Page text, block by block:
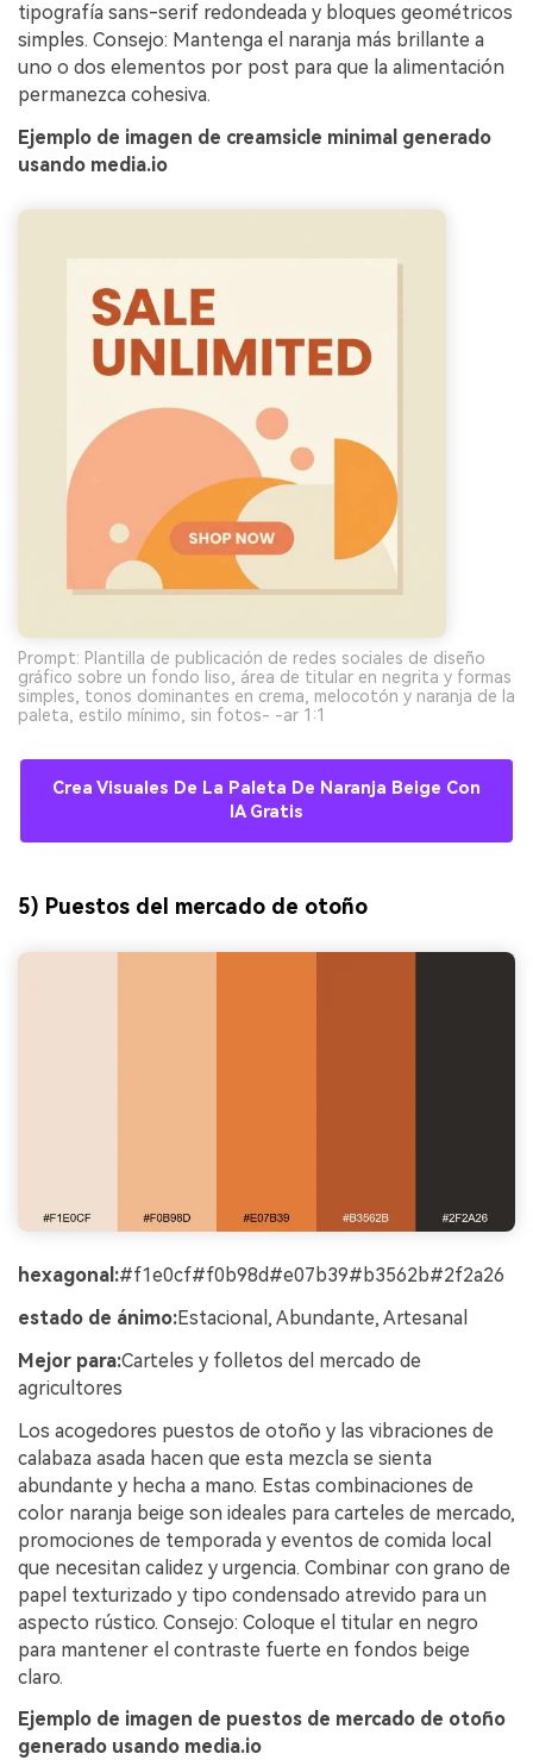
tipografía sans-serif redondeada y bloques geométricos
simples. Consejo: Mantenga el naranja más brillante a
uno o dos elementos por post para que la alimentación
permanezca cohesiva.
Ejemplo de imagen de creamsicle minimal generado
usando media.io
Prompt: Plantilla de publicación de redes sociales de diseño
gráfico sobre un fondo liso, área de titular en negrita y formas
simples, tonos dominantes en crema, melocotón y naranja de la
paleta, estilo mínimo, sin fotos- -ar 1:1
Crea Visuales De La Paleta De Naranja Beige Con
IA Gratis
5) Puestos del mercado de otoño
hexagonal:#f1e0cf#f0b98d#e07b39#b3562b#2f2a26
estado de ánimo:Estacional, Abundante, Artesanal
Mejor para:Carteles y folletos del mercado de
agricultores
Los acogedores puestos de otoño y las vibraciones de
calabaza asada hacen que esta mezcla se sienta
abundante y hecha a mano. Estas combinaciones de
color naranja beige son ideales para carteles de mercado,
promociones de temporada y eventos de comida local
que necesitan calidez y urgencia. Combinar con grano de
papel texturizado y tipo condensado atrevido para un
aspecto rústico. Consejo: Coloque el titular en negro
para mantener el contraste fuerte en fondos beige
claro.
Ejemplo de imagen de puestos de mercado de otoño
generado usando media.io